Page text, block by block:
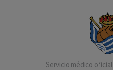
Servicio médico